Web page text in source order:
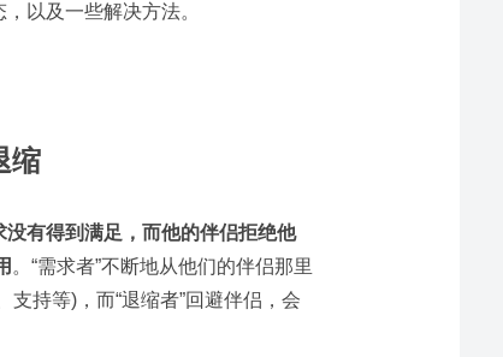
以及一些解决方法。
缩
有得到满足，而他的伴侣拒绝他
。“需求者”不断地从他们的伴侣那里
持等)，而“退缩者”回避伴侣，会